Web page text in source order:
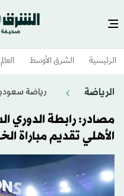
الرئيسية الشرق الأوسط​ العالم
الرياضة رياضة
مصادر: رابطة
الأهلي تقديم مباراة